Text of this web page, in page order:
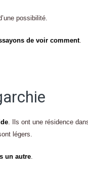
possibilité.
de voir comment.
. Ils ont une résidence
légers.
un autre.